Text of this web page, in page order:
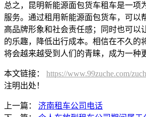
总之，昆明新能源面包货车租车是一项
服务。通过租用新能源面包货车，可以
高品牌形象和社会责任感；同时也可以
的乐趣，降低出行成本。相信在不久的
将会越来越受到人们的青睐，成为一种
本文链接： https://www.99zuche.com/
注明出处！
上一篇： 济南租车公司电话